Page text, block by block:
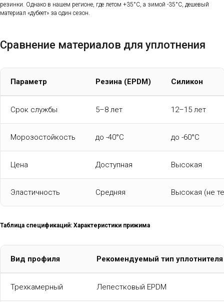
резинки. Однако в нашем регионе, где летом +35°C, а зимой -35°C, дешевый
материал «дубеет» за один сезон.
Сравнение материалов для уплотнения
Параметр Резина (EPDM) Силикон
Срок службы 5–8 лет 12–15 лет
Морозостойкость до -40°C до -60°C
Цена Доступная Высокая
Эластичность Средняя Высокая (не
Таблица спецификаций: Характеристики прижима
Вид профиля Рекомендуемый тип уплотнителя
Трехкамерный Лепестковый EPDM